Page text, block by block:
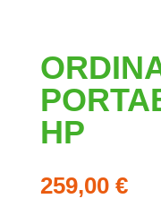
HP
259,00 €